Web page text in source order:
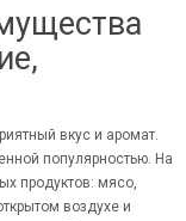
вкус и аромат.
популярностью. На
продуктов: мясо,
воздухе и